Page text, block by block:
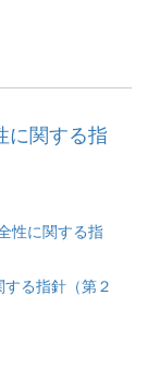
に関する指
性に関する指
る指針（第２